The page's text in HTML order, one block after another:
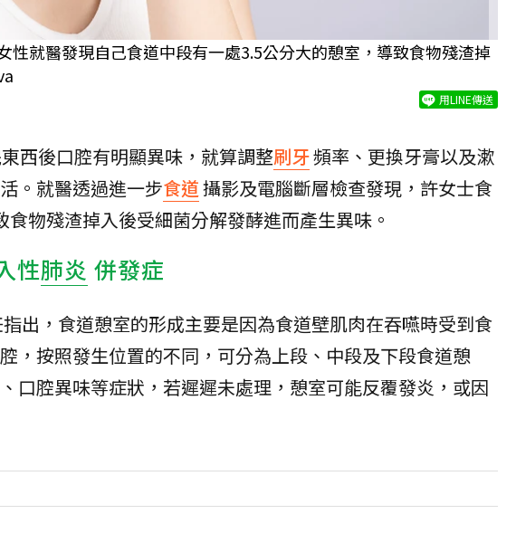
就醫發現自己食道中段有一處3.5公分大的憩室，導致食物殘渣掉
用LINE傳送
西後口腔有明顯異味，就算調整刷牙頻率、更換牙膏以及漱
。就醫透過進一步食道攝影及電腦斷層檢查發現，許女士食
食物殘渣掉入後受細菌分解發酵進而產生異味。
性肺炎 併發症
出，食道憩室的形成主要是因為食道壁肌肉在吞嚥時受到食
，按照發生位置的不同，可分為上段、中段及下段食道憩
口腔異味等症狀，若遲遲未處理，憩室可能反覆發炎，或因